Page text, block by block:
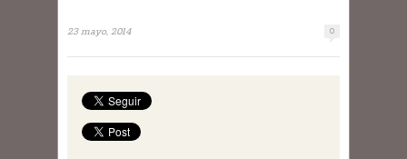
23 mayo, 2014 0